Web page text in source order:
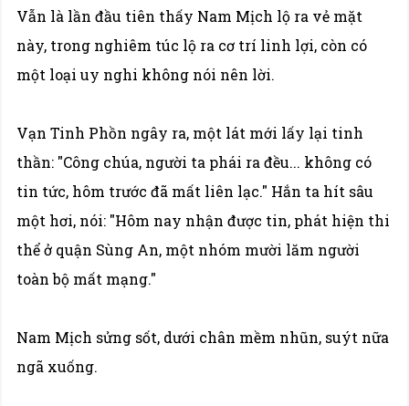
Vẫn là lần đầu tiên thấy Nam Mịch lộ ra vẻ mặt
này, trong nghiêm túc lộ ra cơ trí linh lợi, còn có
một loại uy nghi không nói nên lời.
Vạn Tinh Phồn ngây ra, một lát mới lấy lại tinh
thần: "Công chúa, người ta phái ra đều... không có
tin tức, hôm trước đã mất liên lạc." Hắn ta hít sâu
một hơi, nói: "Hôm nay nhận được tin, phát hiện thi
thể ở quận Sùng An, một nhóm mười lăm người
toàn bộ mất mạng."
Nam Mịch sửng sốt, dưới chân mềm nhũn, suýt nữa
ngã xuống.